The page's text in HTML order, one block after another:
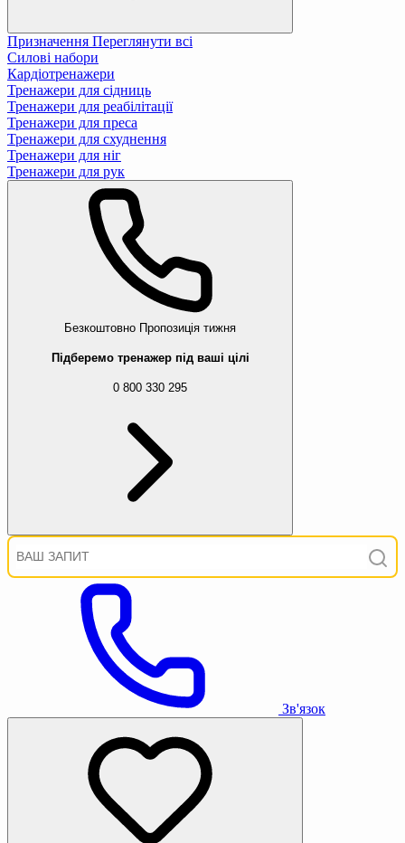
Призначення Переглянути всі
Силові набори
Кардіотренажери
Тренажери для сідниць
Тренажери для реабілітації
Тренажери для преса
Тренажери для схуднення
Тренажери для ніг
Тренажери для рук
Безкоштовно Пропозиція тижня
Підберемо тренажер під ваші цілі
0 800 330 295
Зв'язок